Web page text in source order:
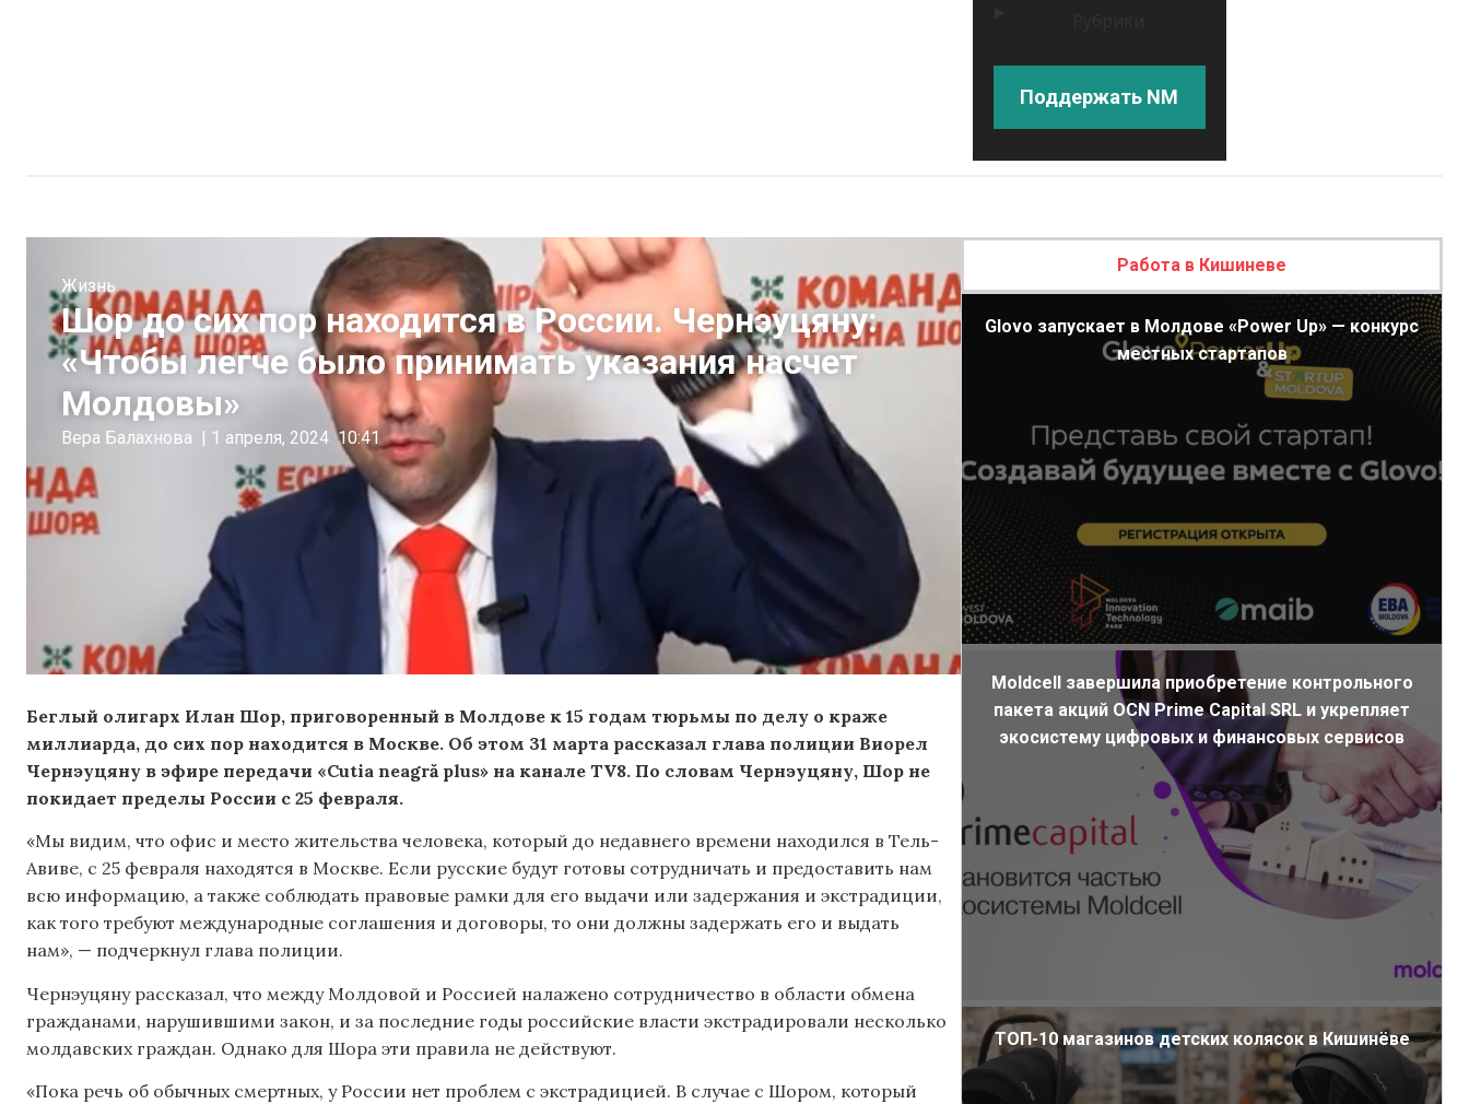
Поддержать NM
Жизнь
Шор до сих пор находится в России. Чернэуцяну:
«Чтобы легче было принимать указания насчет
Молдовы»
Вера Балахнова | 1 апреля, 2024 10:41
Беглый олигарх Илан Шор, приговоренный в Молдове к 15 годам тюрьмы по делу о краже
миллиарда, до сих пор находится в Москве. Об этом 31 марта рассказал глава полиции Виорел
Чернэуцяну в эфире передачи «Cutia neagră plus» на канале TV8. По словам Чернэуцяну, Шор не
покидает пределы России с 25 февраля.
«Мы видим, что офис и место жительства человека, который до недавнего времени находился в Тель-
Авиве, с 25 февраля находятся в Москве. Если русские будут готовы сотрудничать и предоставить нам
всю информацию, а также соблюдать правовые рамки для его выдачи или задержания и экстрадиции,
как того требуют международные соглашения и договоры, то они должны задержать его и выдать
нам», — подчеркнул глава полиции.
Чернэуцяну рассказал, что между Молдовой и Россией налажено сотрудничество в области обмена
гражданами, нарушившими закон, и за последние годы российские власти экстрадировали несколько
молдавских граждан. Однако для Шора эти правила не действуют.
«Пока речь об обычных смертных, у России нет проблем с экстрадицией. В случае с Шором, который
Работа в Кишиневе
Glovo запускает в Молдове «Power Up» — конкурс
местных стартапов
Moldcell завершила приобретение контрольного
пакета акций OCN Prime Capital SRL и укрепляет
экосистему цифровых и финансовых сервисов
ТОП-10 магазинов детских колясок в Кишинёве